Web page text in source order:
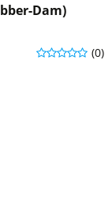
Dam)
(0)